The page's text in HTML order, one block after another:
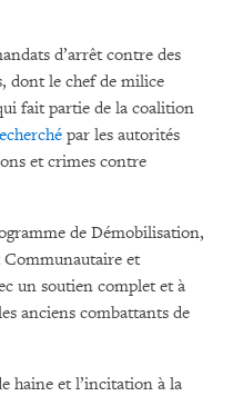
d’arrêt contre des
dont le chef de milice
fait partie de la coalition
par les autorités
et crimes contre
de Démobilisation,
Communautaire et
un soutien complet et à
anciens combattants de
haine et l’incitation à la